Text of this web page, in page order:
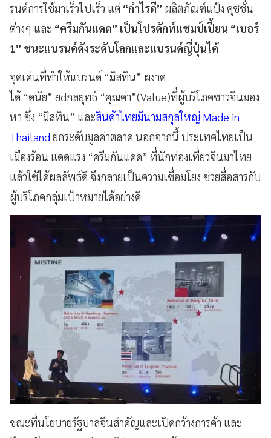
รนด์การใช้มาเร็วไปเร็ว แต่ “กำไรดี” ผลิตภัณฑ์แป้ง คุชชั่น
ต่างๆ และ “ครีมกันแดด” เป็นโปรดักท์แชมป์เปี้ยน “เบอร์
1” ชนะแบรนด์ดังระดับโลกและแบรนด์ญี่ปุ่นได้
จุดเด่นที่ทำให้แบรนด์ “มิสทิน” ผงาด
ได้ “ดนัย” ยdกลยุทธ์ “คุณค่า”(Value)ที่ผู้บริโภคชาวจีนมอง
หา ซึ่ง “มิสทิน” และสินค้าไทยมีนามสกุลใหญ่ Made in
Thailand ยกระดับมูลค่าตลาด นอกจากนี้ ประเทศไทยเป็น
เมืองร้อน แดดแรง “ครีมกันแดด” ที่นักท่องเที่ยวจีนมาไทย
แล้วใช้ได้ผลลัพธ์ดี จึงกลายเป็นความเชื่อมโยง ช่วยสื่อสารกับ
ผู้บริโภคกลุ่มเป้าหมายได้อย่างดี
ขณะที่นโยบายรัฐบาลจีนสำคัญและเปิดกว้างการค้า และ